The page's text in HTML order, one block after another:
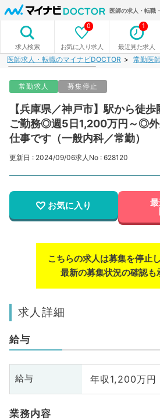
医師の求人・転職
求人検索 お気に入り求人
0
最近見た求人
1
医師求人・転職のマイナビDOCTOR 常勤医
常勤求人 募集停止
【兵庫県／神戸市】駅から徒
ご勤務◎週5日1,200万円～◎外
仕事です（一般内科／常勤）
更新日 : 2024/09/06求人No : 628120
お気に入り
こちらの求人は募集を停止
最新の募集状況の確認も
求人詳細
給与
給与 年収1,200万円
業務内容